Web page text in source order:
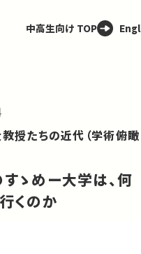
中高生向け TOP
授たちの近代（学術俯瞰
ゝめー大学は、何
くのか